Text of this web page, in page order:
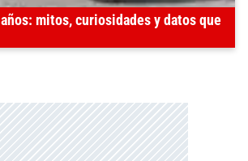
mitos, curiosidades y datos que